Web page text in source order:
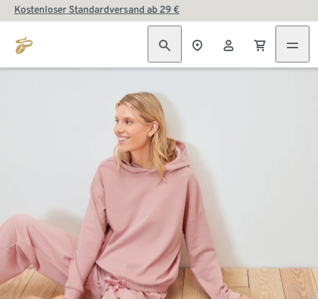
Kostenloser Standardversand ab 29 €